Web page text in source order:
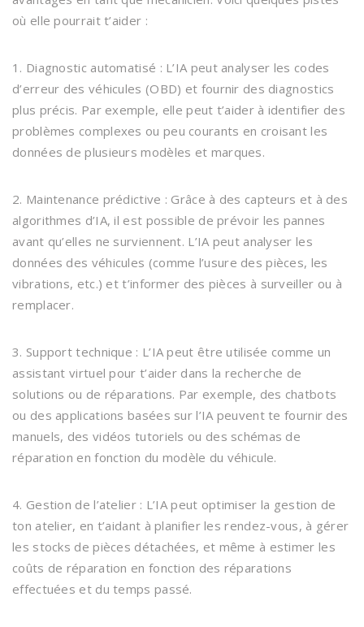
où elle pourrait t’aider :
1. Diagnostic automatisé : L’IA peut analyser les codes
d’erreur des véhicules (OBD) et fournir des diagnostics
plus précis. Par exemple, elle peut t’aider à identifier des
problèmes complexes ou peu courants en croisant les
données de plusieurs modèles et marques.
2. Maintenance prédictive : Grâce à des capteurs et à des
algorithmes d’IA, il est possible de prévoir les pannes
avant qu’elles ne surviennent. L’IA peut analyser les
données des véhicules (comme l’usure des pièces, les
vibrations, etc.) et t’informer des pièces à surveiller ou à
remplacer.
3. Support technique : L’IA peut être utilisée comme un
assistant virtuel pour t’aider dans la recherche de
solutions ou de réparations. Par exemple, des chatbots
ou des applications basées sur l’IA peuvent te fournir des
manuels, des vidéos tutoriels ou des schémas de
réparation en fonction du modèle du véhicule.
4. Gestion de l’atelier : L’IA peut optimiser la gestion de
ton atelier, en t’aidant à planifier les rendez-vous, à gérer
les stocks de pièces détachées, et même à estimer les
coûts de réparation en fonction des réparations
effectuées et du temps passé.